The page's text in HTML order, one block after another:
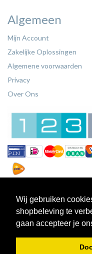
Wij gebruiken
shopbeleving te
gaan accepteer je
Algemeen
Mijn Account
Zakelijke Oplossingen
Algemene voorwaarden
Privacy
Over Ons